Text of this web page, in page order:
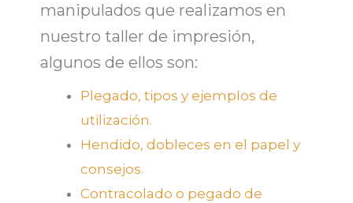
manipulados que realizamos en
nuestro taller de impresión,
algunos de ellos son:
Plegado, tipos y ejemplos de
utilización.
Hendido, dobleces en el papel y
consejos.
Contracolado o pegado de